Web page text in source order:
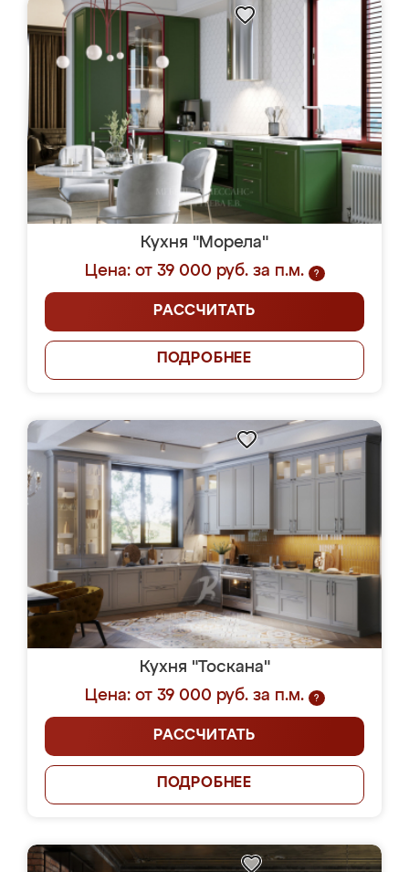
Кухня "Морела"
Цена: от 39 000 руб. за п.м.
?
РАССЧИТАТЬ
ПОДРОБНЕЕ
Кухня "Тоскана"
Цена: от 39 000 руб. за п.м.
?
РАССЧИТАТЬ
ПОДРОБНЕЕ